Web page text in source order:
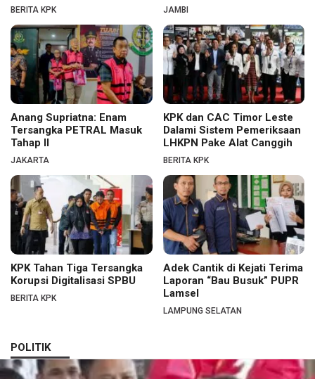
BERITA KPK JAMBI
Anang Supriatna: Enam
Tersangka PETRAL Masuk
Tahap II
JAKARTA
KPK dan CAC Timor Leste
Dalami Sistem Pemeriksaan
LHKPN Pake Alat Canggih
BERITA KPK
KPK Tahan Tiga Tersangka
Korupsi Digitalisasi SPBU
BERITA KPK
Adek Cantik di Kejati Terima
Laporan “Bau Busuk” PUPR
Lamsel
LAMPUNG SELATAN
POLITIK